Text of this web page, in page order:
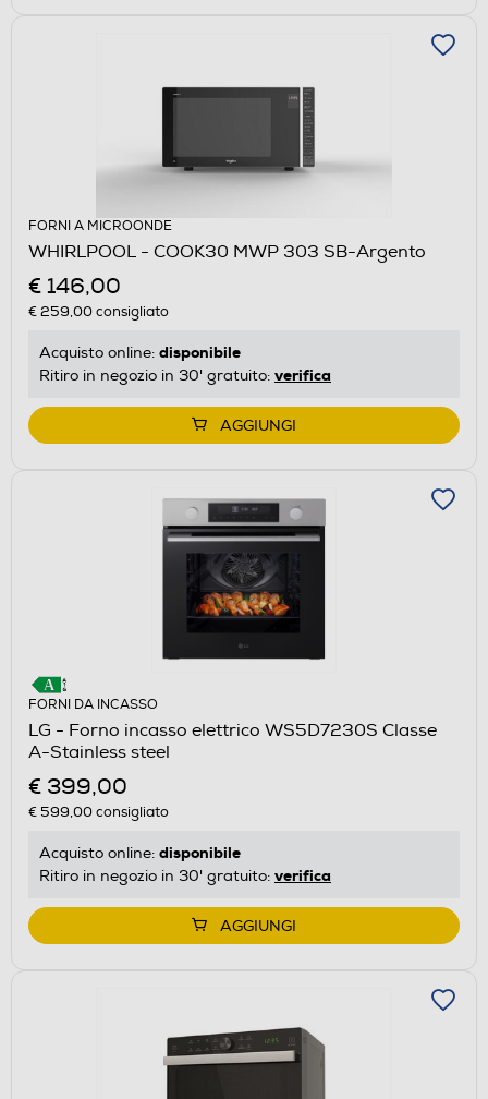
FORNI A MICROONDE
WHIRLPOOL - COOK30 MWP 303 SB-Argento
€ 146,00
€ 259,00consigliato
Acquisto online: disponibile
Ritiro in negozio in 30' gratuito: verifica
AGGIUNGI
FORNI DA INCASSO
LG - Forno incasso elettrico WS5D7230S Classe
A-Stainless steel
€ 399,00
€ 599,00consigliato
Acquisto online: disponibile
Ritiro in negozio in 30' gratuito: verifica
AGGIUNGI